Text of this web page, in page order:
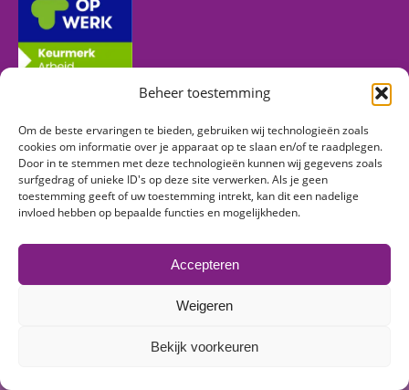
Beheer toestemming
Om de beste ervaringen te bieden, gebruiken wij technologieën zoals
cookies om informatie over je apparaat op te slaan en/of te raadplegen.
Door in te stemmen met deze technologieën kunnen wij gegevens zoals
surfgedrag of unieke ID's op deze site verwerken. Als je geen
toestemming geeft of uw toestemming intrekt, kan dit een nadelige
invloed hebben op bepaalde functies en mogelijkheden.
Accepteren
Weigeren
Bekijk voorkeuren
Volg ons
Vind ons op:
Facebook
page
Linkedin
page
Instagram
page
window
© 2026 Mens & Zo | Alle rechten voorbehouden -
Klachtenreglement-Privacyverklaring